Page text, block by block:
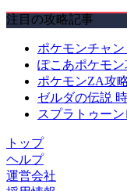
注目の攻略記事
ポケモンチャ
ぽこあポケモン
ポケモンZA攻
ゼルダの伝説
スプラトゥー
トップ
ヘルプ
運営会社